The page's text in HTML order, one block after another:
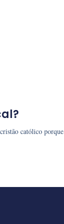
católico porque